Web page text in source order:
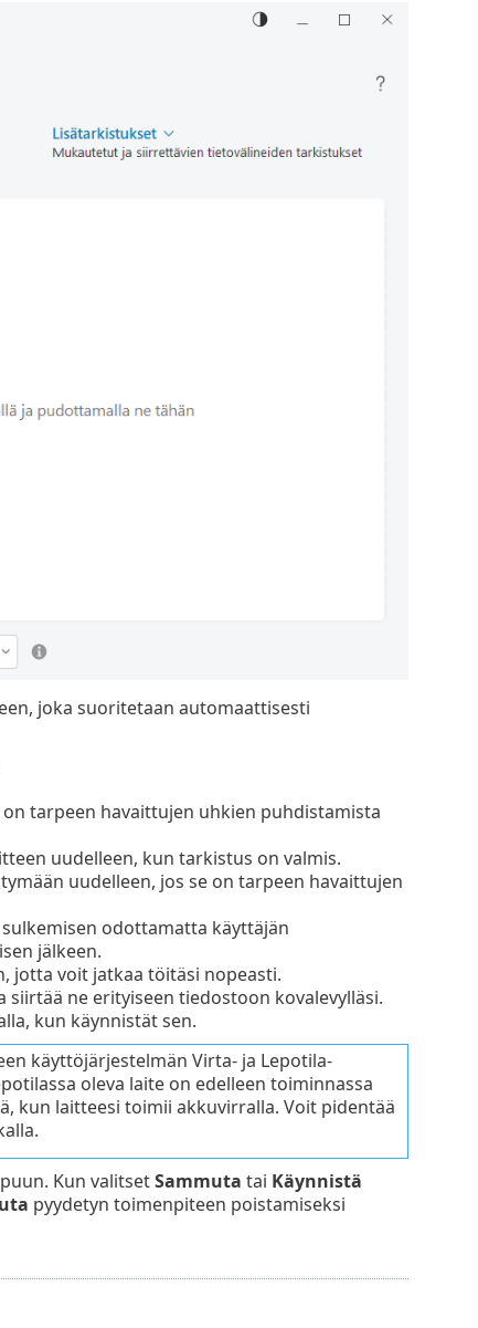
joka suoritetaan automaattisesti
tarpeen havaittujen uhkien puhdistamista
uudelleen, kun tarkistus on valmis.
uudelleen, jos se on tarpeen havaittujen
odottamatta käyttäjän
jälkeen.
jotta voit jatkaa töitäsi nopeasti.
ne erityiseen tiedostoon kovalevylläsi.
kun käynnistät sen.
käyttöjärjestelmän Virta- ja Lepotila-
oleva laite on edelleen toiminnassa
kun laitteesi toimii akkuvirralla. Voit pidentää
Kun valitsetSammuta tai Käynnistä
pyydetyn toimenpiteen poistamiseksi